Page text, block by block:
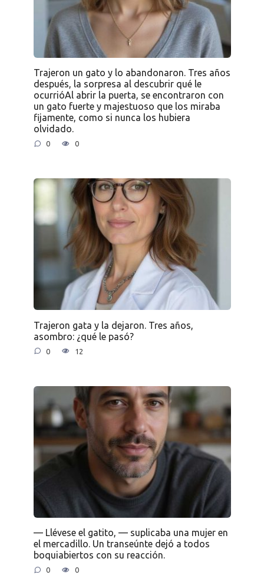
Trajeron un gato y lo abandonaron. Tres años
después, la sorpresa al descubrir qué le
ocurrióAl abrir la puerta, se encontraron con
un gato fuerte y majestuoso que los miraba
fijamente, como si nunca los hubiera
olvidado.
0 0
Trajeron gata y la dejaron. Tres años,
asombro: ¿qué le pasó?
0 12
— Llévese el gatito, — suplicaba una mujer en
el mercadillo. Un transeúnte dejó a todos
boquiabiertos con su reacción.
0 0